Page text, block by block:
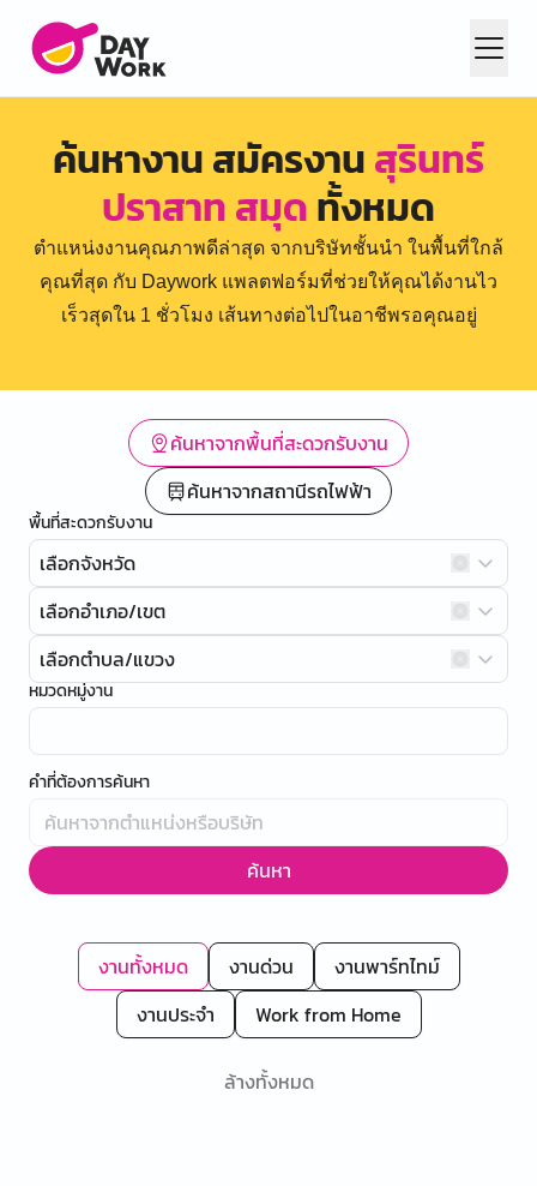
ค้นหางาน สมัครงานสุรินทร์
ปราสาท สมุดทั้งหมด
ตำแหน่งงานคุณภาพดีล่าสุด จากบริษัทชั้นนำ ในพื้นที่ใกล้
คุณที่สุด กับ Daywork แพลตฟอร์มที่ช่วยให้คุณได้งานไว
เร็วสุดใน 1 ชั่วโมง เส้นทางต่อไปในอาชีพรอคุณอยู่
ค้นหาจากพื้นที่สะดวกรับงาน
ค้นหาจากสถานีรถไฟฟ้า
พื้นที่สะดวกรับงาน
เลือกจังหวัด
เลือกอำเภอ/เขต
เลือกตำบล/แขวง
หมวดหมู่งาน
คำที่ต้องการค้นหา
ค้นหา
งานทั้งหมด งานด่วน
งานพาร์ทไทม์
งานประจำ
Work from Home
ล้างทั้งหมด